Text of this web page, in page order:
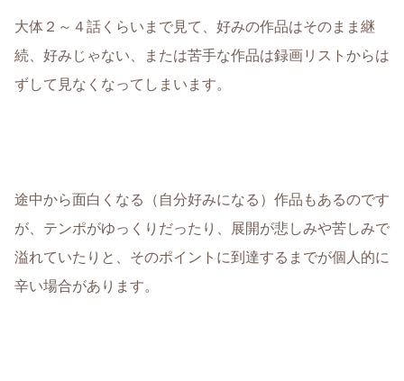
大体２～４話くらいまで見て、好みの作品はそのまま継
続、好みじゃない、または苦手な作品は録画リストからは
ずして見なくなってしまいます。
途中から面白くなる（自分好みになる）作品もあるのです
が、テンポがゆっくりだったり、展開が悲しみや苦しみで
溢れていたりと、そのポイントに到達するまでが個人的に
辛い場合があります。